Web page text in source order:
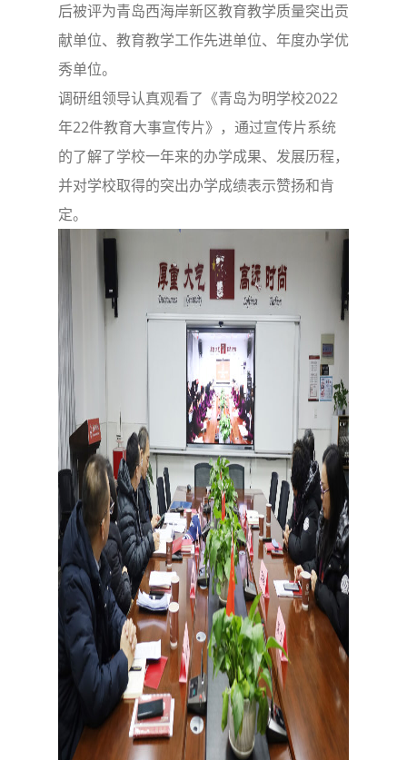
后被评为青岛西海岸新区教育教学质量突出贡
献单位、教育教学工作先进单位、年度办学优
秀单位。
调研组领导认真观看了《青岛为明学校2022
年22件教育大事宣传片》，通过宣传片系统
的了解了学校一年来的办学成果、发展历程，
并对学校取得的突出办学成绩表示赞扬和肯
定。